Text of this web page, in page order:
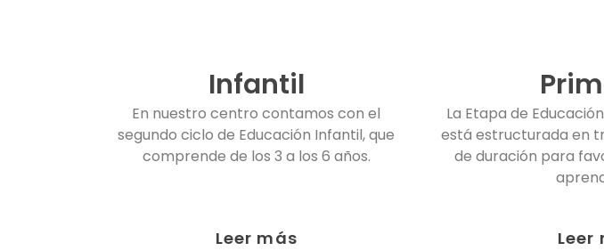
Infantil
En nuestro centro contamos con el
segundo ciclo de Educación Infantil, que
comprende de los 3 a los 6 años.
Leer más
La Etapa de
está estructurada en
de duración para
Leer